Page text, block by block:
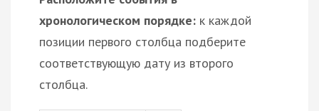
хронологическом порядке: к каждой
позиции первого столбца подберите
соответствующую дату из второго
столбца.